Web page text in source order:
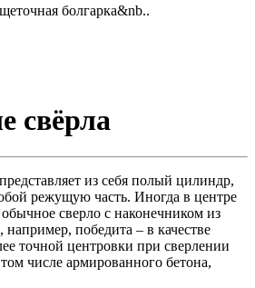
болгарка&nb..
свёрла
из себя полый цилиндр,
режущую часть. Иногда в центре
обычное сверло с наконечником из
например, победита – в качестве
точной центровки при сверлении
числе армированного бетона,